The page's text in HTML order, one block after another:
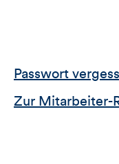
Passwort
Zur Mitarbeiter-